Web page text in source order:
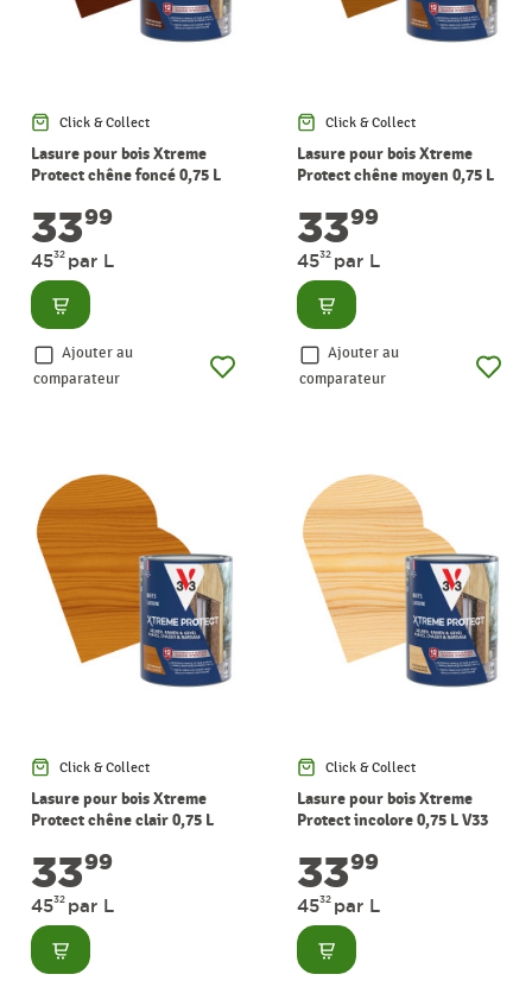
Click & Collect
Lasure pour bois Xtreme
Protect chêne foncé 0,75 L
3399
4532 par L
Consulter
Ajouter au
comparateur
Click & Collect
Lasure pour bois Xtreme
Protect chêne moyen 0,75 L
3399
4532 par L
Consulter
Ajouter au
comparateur
Click & Collect
Lasure pour bois Xtreme
Protect chêne clair 0,75 L
3399
4532 par L
Consulter
Click & Collect
Lasure pour bois Xtreme
Protect incolore 0,75 L V33
3399
4532 par L
Consulter